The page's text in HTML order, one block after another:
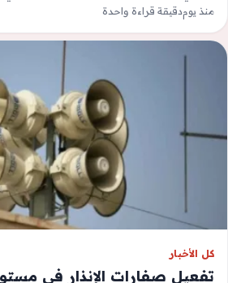
بالشيتوس مع عصير الليمون،…
منذ يومدقيقة قراءة واحدة
كل الأخبار
تفعيل صفارات الإنذار في